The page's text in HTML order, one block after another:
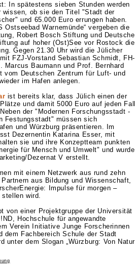
In spätestens sieben Stunden werden
wissen, ob sie den Titel "Stadt der
und 65.000 Euro errungen haben.
Ostseebad Warnemünde“ vergeben die
Robert Bosch Stiftung und Deutsche
auf hoher (Ost)See vor Rostock die
Gegen 21.30 Uhr wird die Jülicher
FZJ-Vorstand Sebastian Schmidt, FH-
Marcus Baumann und Prof. Bernhard
vom Deutschen Zentrum für Luft- und
im Hafen anlegen.
ist bereits klar, dass Jülich einen der
und damit 5000 Euro auf jeden Fall
der "Modernen Forschungsstadt -
Festungsstadt" müssen sich
und Würzburg präsentieren. Im
Dezernentin Katarina Esser, mit
sie und ihre Konzeptteam punkten
für Mensch und Umwelt" und wurde
Dezernat V erstellt.
mit einem Netzwerk aus rund zehn
aus Bildung und Wissenschaft,
Impulse für morgen –
stellen wird.
von einer Projektgruppe der Universität
Hochschule für angewandte
Verein Initiative Junge Forscherinnen
dem Fachbereich Schule der Stadt
unter dem Slogan „Würzburg: Von Natur